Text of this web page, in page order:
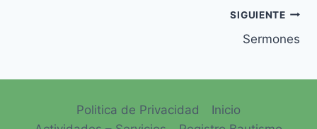
entradas
SIGUIENTE
Sermones
Politica de Privacidad
Inicio